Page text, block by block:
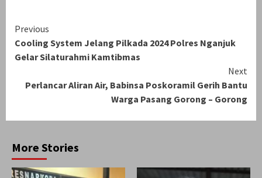
Continue
Reading
Previous
Cooling System Jelang Pilkada 2024 Polres Nganjuk
Gelar Silaturahmi Kamtibmas
Next
Perlancar Aliran Air, Babinsa Poskoramil Gerih Bantu
Warga Pasang Gorong – Gorong
More Stories